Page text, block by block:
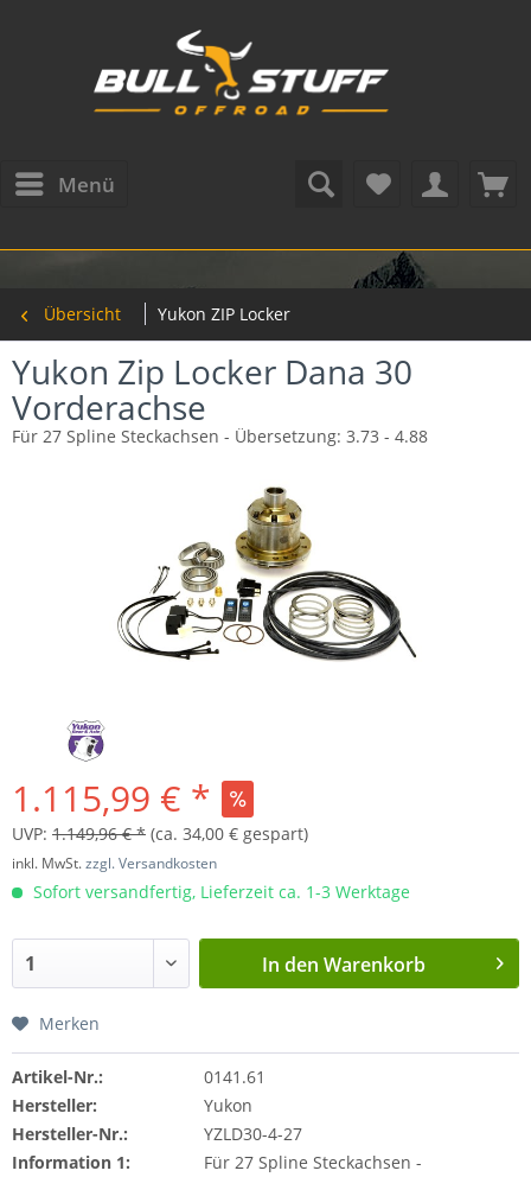
Menü
Übersicht Yukon ZIP Locker
Yukon Zip Locker Dana 30
Vorderachse
Für 27 Spline Steckachsen - Übersetzung: 3.73 - 4.88
1.115,99 € *
UVP: 1.149,96 € * (ca. 34,00 € gespart)
inkl. MwSt.zzgl. Versandkosten
Sofort versandfertig, Lieferzeit ca. 1-3 Werktage
In den Warenkorb
Merken
Artikel-Nr.:
0141.61
Hersteller:
Yukon
Hersteller-Nr.:
YZLD30-4-27
Information 1:
Für 27 Spline Steckachsen -